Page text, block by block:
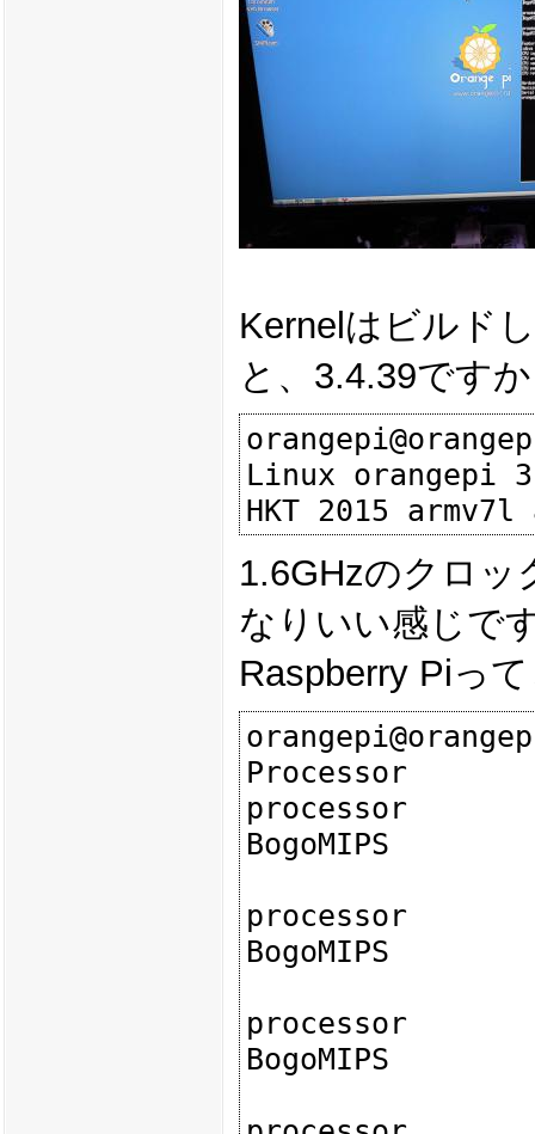
Kernelはビルド
と、3.4.39です
Linux orangepi
1.6GHzのクロッ
なりいい感じで
Raspberry Piっ
Processor	: ARMv7 Processor rev 5 (v7l)
processor	: 0
BogoMIPS	: 4032.00
processor	: 1
BogoMIPS	: 4032.00
processor	: 2
BogoMIPS	: 4032.00